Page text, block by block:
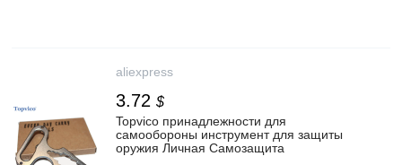
aliexpress
3.72 $
Topvico принадлежности для
самообороны инструмент для защиты
оружия Личная Самозащита